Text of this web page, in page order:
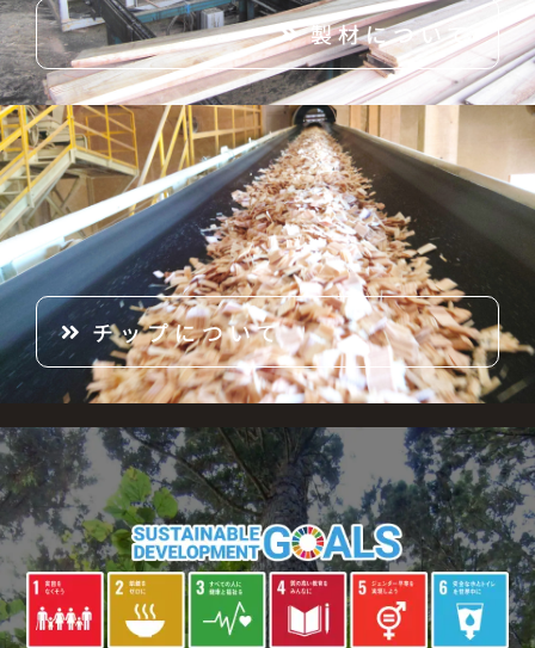
製材について
チップについて